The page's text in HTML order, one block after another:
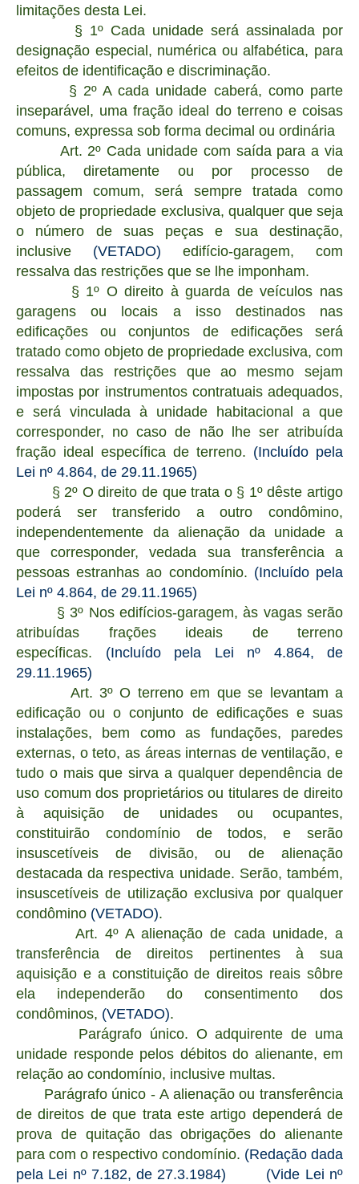
limitações desta Lei.
§ 1º Cada unidade será assinalada por
designação especial, numérica ou alfabética, para
efeitos de identificação e discriminação.
§ 2º A cada unidade caberá, como parte
inseparável, uma fração ideal do terreno e coisas
comuns, expressa sob forma decimal ou ordinária
Art. 2º Cada unidade com saída para a via
pública, diretamente ou por processo de
passagem comum, será sempre tratada como
objeto de propriedade exclusiva, qualquer que seja
o número de suas peças e sua destinação,
inclusive (VETADO) edifício-garagem, com
ressalva das restrições que se lhe imponham.
§ 1º O direito à guarda de veículos nas
garagens ou locais a isso destinados nas
edificações ou conjuntos de edificações será
tratado como objeto de propriedade exclusiva, com
ressalva das restrições que ao mesmo sejam
impostas por instrumentos contratuais adequados,
e será vinculada à unidade habitacional a que
corresponder, no caso de não lhe ser atribuída
fração ideal específica de terreno. (Incluído pela
Lei nº 4.864, de 29.11.1965)
§ 2º O direito de que trata o § 1º dêste artigo
poderá ser transferido a outro condômino,
independentemente da alienação da unidade a
que corresponder, vedada sua transferência a
pessoas estranhas ao condomínio. (Incluído pela
Lei nº 4.864, de 29.11.1965)
§ 3º Nos edifícios-garagem, às vagas serão
atribuídas frações ideais de terreno
específicas. (Incluído pela Lei nº 4.864, de
29.11.1965)
Art. 3º O terreno em que se levantam a
edificação ou o conjunto de edificações e suas
instalações, bem como as fundações, paredes
externas, o teto, as áreas internas de ventilação, e
tudo o mais que sirva a qualquer dependência de
uso comum dos proprietários ou titulares de direito
à aquisição de unidades ou ocupantes,
constituirão condomínio de todos, e serão
insuscetíveis de divisão, ou de alienação
destacada da respectiva unidade. Serão, também,
insuscetíveis de utilização exclusiva por qualquer
condômino (VETADO).
Art. 4º A alienação de cada unidade, a
transferência de direitos pertinentes à sua
aquisição e a constituição de direitos reais sôbre
ela independerão do consentimento dos
condôminos, (VETADO).
Parágrafo único. O adquirente de uma
unidade responde pelos débitos do alienante, em
relação ao condomínio, inclusive multas.
Parágrafo único - A alienação ou transferência
de direitos de que trata este artigo dependerá de
prova de quitação das obrigações do alienante
para com o respectivo condomínio. (Redação dada
pela Lei nº 7.182, de 27.3.1984)
(Vide Lei nº